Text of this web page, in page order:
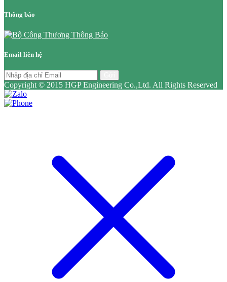
Thông báo
Email liên hệ
Copyright © 2015 HGP Engineering Co.,Ltd. All Rights Reserved